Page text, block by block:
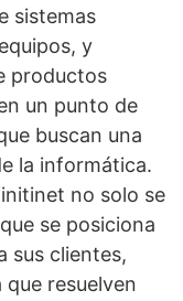
sistemas
y
productos
un punto de
buscan una
la informática.
no solo se
se posiciona
sus clientes,
resuelven